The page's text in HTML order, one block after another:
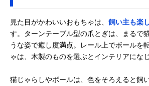
見た目がかわいいおもちゃは、 飼い主も楽
す。ターンテーブル型の爪とぎは、まるで
うな姿で癒し度満点。レール上でボールを
ゃは、木製のものを選ぶとインテリアにな
猫じゃらしやボールは、色をそろえると飼